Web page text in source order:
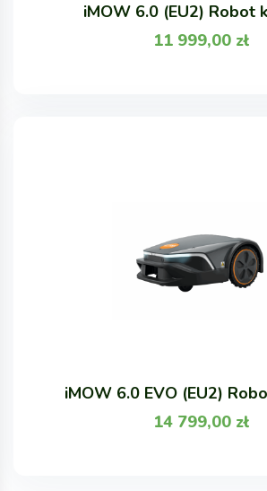
iMOW 6.0 (EU2) Robot
11 999,00 zł
iMOW 6.0 EVO (EU2)
14 799,00 zł